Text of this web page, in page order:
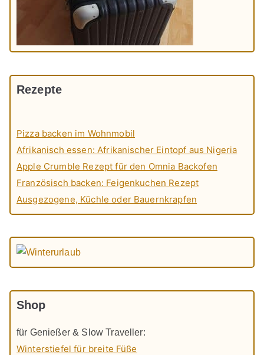
Rezepte
Pizza backen im Wohnmobil
Afrikanisch essen: Afrikanischer Eintopf aus Nigeria
Apple Crumble Rezept für den Omnia Backofen
Französisch backen: Feigenkuchen Rezept
Ausgezogene, Küchle oder Bauernkrapfen
Shop
für Genießer & Slow Traveller:
Winterstiefel für breite Füße